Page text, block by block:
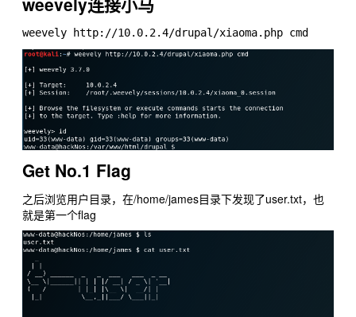
Get No.1 Flag
之后浏览用户目录，在/home/james目录下发现了user.txt，也
就是第一个flag